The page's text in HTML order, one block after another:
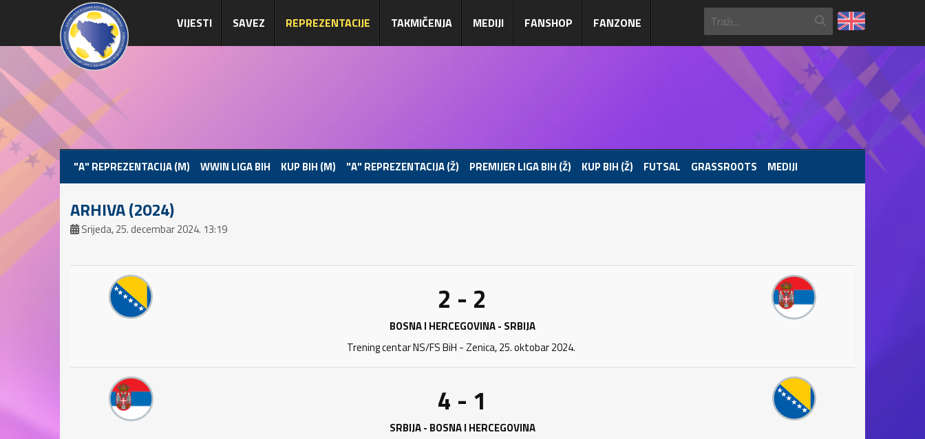
VIJESTI SAVEZ REPREZENTACIJE TAKMIČENJA MEDIJI FANSHOP FANZONE
"A" REPREZENTACIJA (M) WWIN LIGA BIH KUP BIH (M) "A" REPREZENTACIJA (Ž) PREMIJER LIGA BIH (Ž) KUP BIH (Ž) FUTSAL GRASSROOTS MEDIJI
ARHIVA (2024)
Srijeda, 25. decembar 2024. 13:19
2 - 2
BOSNA I HERCEGOVINA - SRBIJA
Trening centar NS/FS BiH - Zenica, 25. oktobar 2024.
4 - 1
SRBIJA - BOSNA I HERCEGOVINA